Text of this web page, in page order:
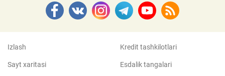
Izlash
Sayt xaritasi
Kredit tashkilotlari
Esdalik tangalari